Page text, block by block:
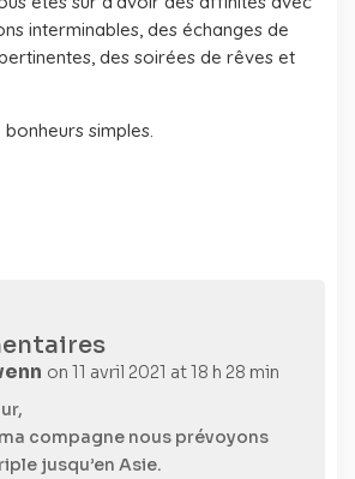
interminables, des échanges de
des soirées de rêves et
simples.
on 11 avril 2021 at 18 h 28 min
compagne nous prévoyons
jusqu’en Asie.